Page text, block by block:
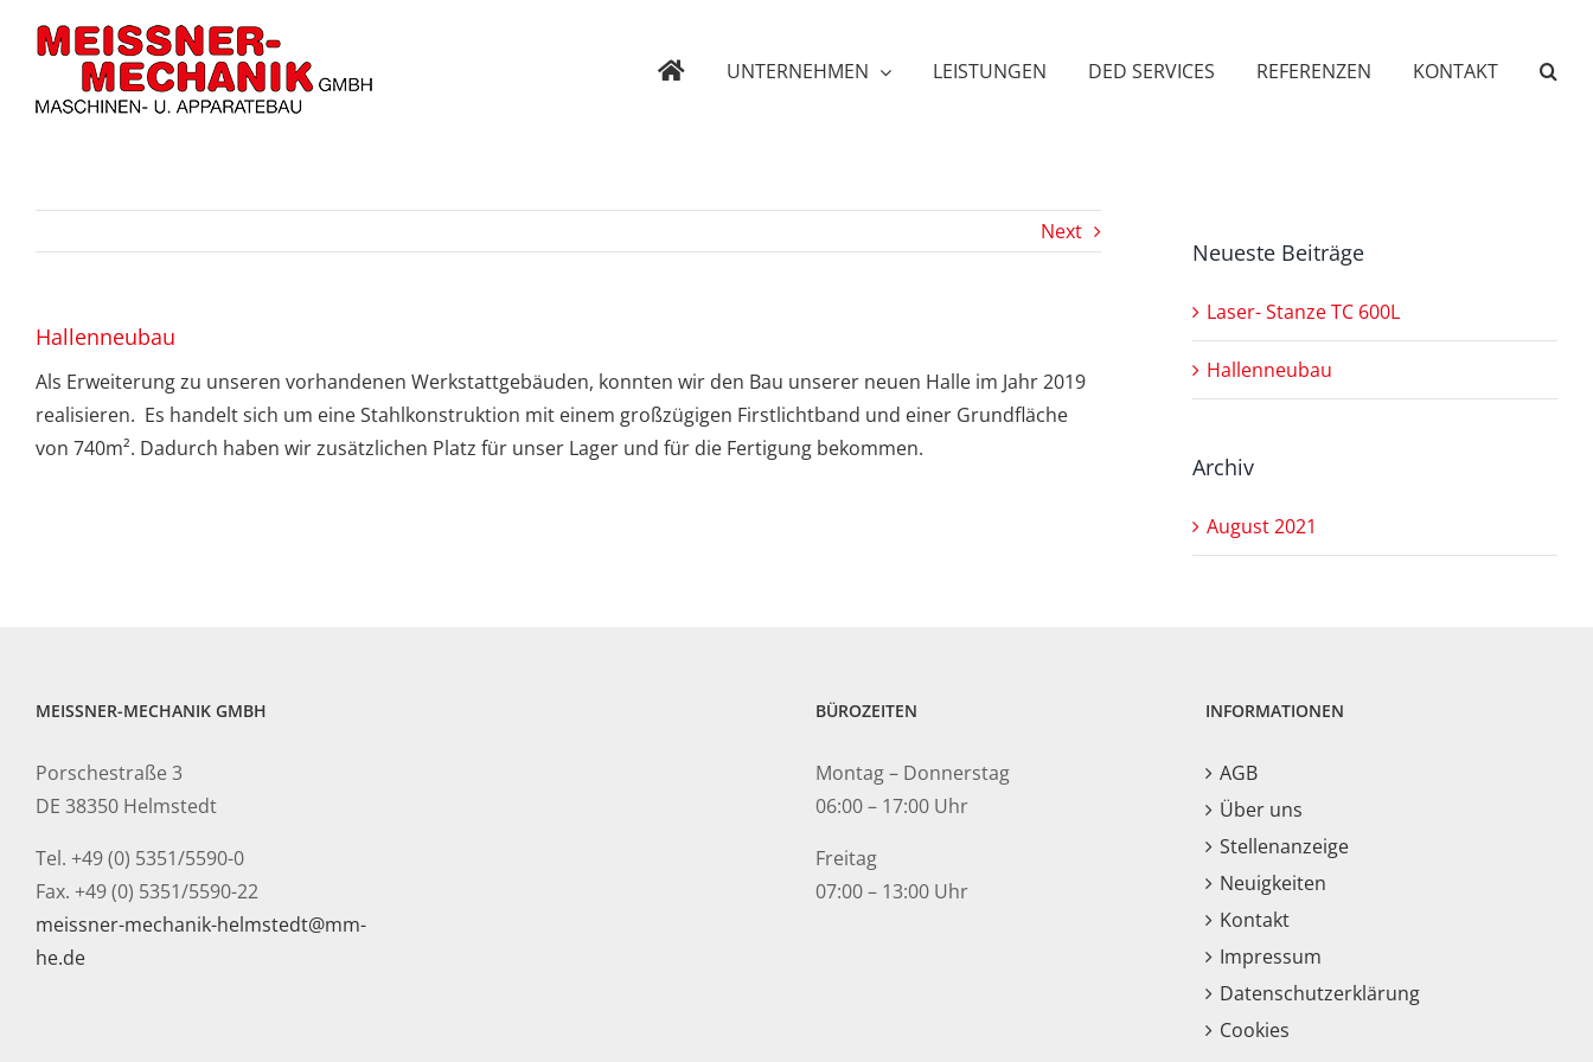
UNTERNEHMEN LEISTUNGEN DED SERVICES REFERENZEN KONTAKT
Next
Hallenneubau
Als Erweiterung zu unseren vorhandenen Werkstattgebäuden, konnten wir den Bau unserer neuen Halle im Jahr 2019
realisieren. Es handelt sich um eine Stahlkonstruktion mit einem großzügigen Firstlichtband und einer Grundfläche
von 740m². Dadurch haben wir zusätzlichen Platz für unser Lager und für die Fertigung bekommen.
Neueste Beiträge
Laser- Stanze TC 600L
Hallenneubau
Archiv
August 2021
MEISSNER-MECHANIK GMBH
Porschestraße 3
DE 38350 Helmstedt
Tel. +49 (0) 5351/5590-0
Fax. +49 (0) 5351/5590-22
meissner-mechanik-helmstedt@mm-
he.de
BÜROZEITEN
Montag – Donnerstag
06:00 – 17:00 Uhr
Freitag
07:00 – 13:00 Uhr
INFORMATIONEN
AGB
Über uns
Stellenanzeige
Neuigkeiten
Kontakt
Impressum
Datenschutzerklärung
Cookies